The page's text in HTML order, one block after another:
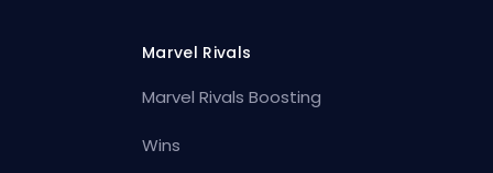
Marvel Rivals
Marvel Rivals Boosting
Wins